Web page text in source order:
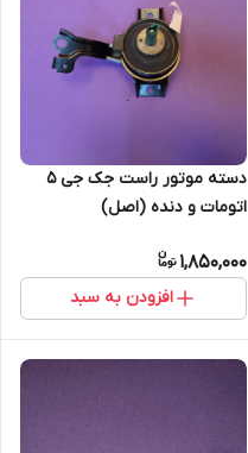
دسته موتور راست جک جی 5
اتومات و دنده (اصل)
1,850,000
افزودن به سبد